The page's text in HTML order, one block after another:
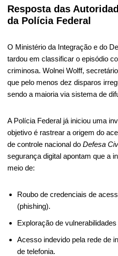
Resposta das
da Polícia Federal
O Ministério da Integração e do
tardou em classificar o episódio
criminosa. Wolnei Wolff,
que pelo menos dez disparos
sendo a maioria via sistema de
A Polícia Federal já iniciou uma
objetivo é rastrear a origem do
de controle nacional do Defesa
segurança digital apontam que a
meio de:
Roubo de credenciais de
(phishing).
Exploração de
Acesso indevido pela rede de
de telefonia.